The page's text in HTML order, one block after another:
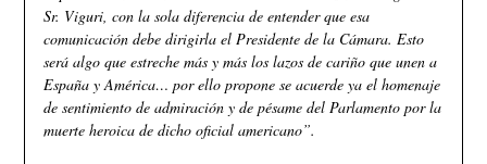
Sr. Viguri, con la sola diferencia de entender que esa
comunicación debe dirigirla el Presidente de la Cámara. Esto
será algo que estreche más y más los lazos de cariño que unen a
España y América… por ello propone se acuerde ya el homenaje
de sentimiento de admiración y de pésame del Parlamento por la
muerte heroica de dicho oficial americano”.